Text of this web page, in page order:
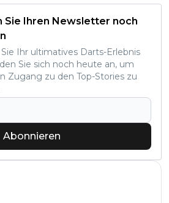
Sie Ihren Newsletter noch
Ihr ultimatives Darts-Erlebnis
Sie sich noch heute an, um
Zugang zu den Top-Stories zu
Abonnieren